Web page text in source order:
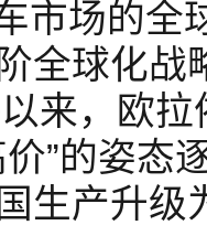
市场的全
全球化
来，欧拉
”的姿态
生产升级